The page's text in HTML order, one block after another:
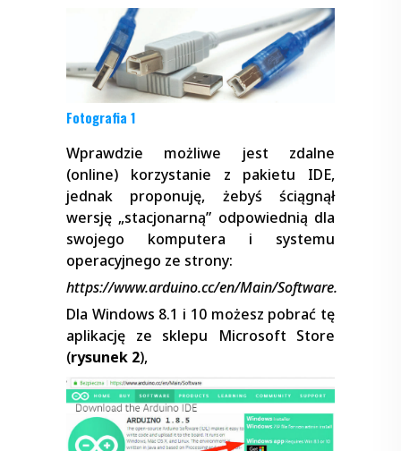
Fotografia 1
Wprawdzie możliwe jest zdalne
(online) korzystanie z pakietu IDE,
jednak proponuję, żebyś ściągnął
wersję „stacjonarną” odpowiednią dla
swojego komputera i systemu
operacyjnego ze strony:
https://www.arduino.cc/en/Main/Software.
Dla Windows 8.1 i 10 możesz pobrać tę
aplikację ze sklepu Microsoft Store
(rysunek 2),